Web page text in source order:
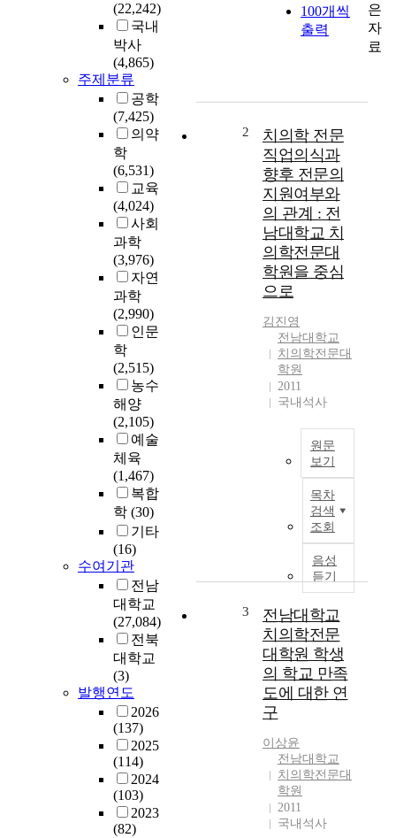
(22,242)
국내
박사
(4,865)
주제분류
공학
(7,425)
의약
학
(6,531)
교육
(4,024)
사회
과학
(3,976)
자연
과학
(2,990)
인문
학
(2,515)
농수
해양
(2,105)
예술
체육
(1,467)
복합
학 (30)
기타
(16)
수여기관
전남
대학교
(27,084)
전북
대학교
(3)
발행연도
2026
(137)
2025
(114)
2024
(103)
2023
(82)
100개씩
출력
2
치의학 전문
직업의식과
향후 전문의
지원여부와
의 관계 : 전
남대학교 치
의학전문대
학원을 중심
으로
김진영
전남대학교
치의학전문대
학원
2011
국내석사
원문
보기
목차
검색
조회
음성
듣기
3
전남대학교
치의학전문
대학원 학생
의 학교 만족
도에 대한 연
구
이상윤
전남대학교
치의학전문대
학원
2011
국내석사
은
자
료